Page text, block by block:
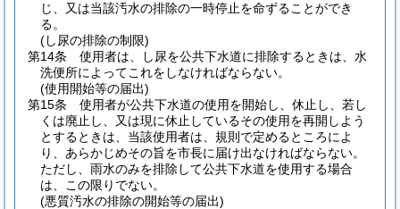
じ、又は当該汚水の排除の一時停止を命ずることができ
る。
(し尿の排除の制限)
第14条
使用者は、し尿を公共下水道に排除するときは、水
洗便所によってこれをしなければならない。
(使用開始等の届出)
第15条
使用者が公共下水道の使用を開始し、休止し、若し
くは廃止し、又は現に休止しているその使用を再開しよう
とするときは、当該使用者は、規則で定めるところによ
り、あらかじめその旨を市長に届け出なければならない。
ただし、雨水のみを排除して公共下水道を使用する場合
は、この限りでない。
(悪質汚水の排除の開始等の届出)